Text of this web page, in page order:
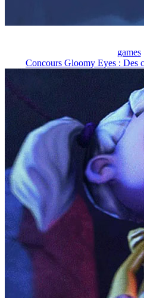
games
Concours Gloomy Eyes : Des